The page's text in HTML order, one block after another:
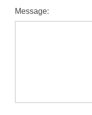
Message: